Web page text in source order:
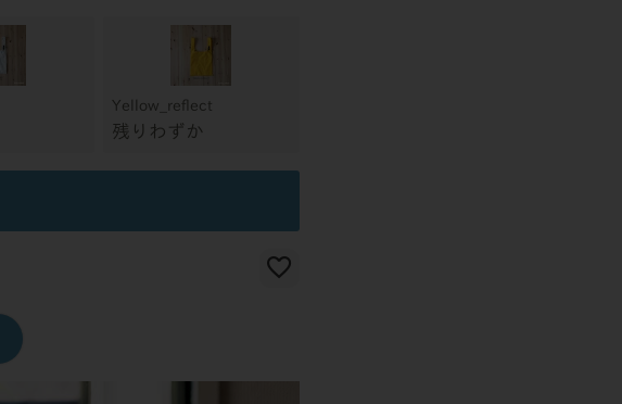
Yellow_reflect
残りわずか